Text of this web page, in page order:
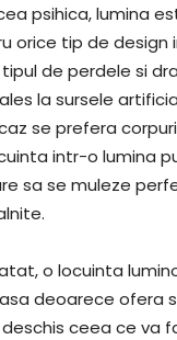
psihica, lumina
orice tip de design
de perdele si
la sursele
se prefera
intr-o lumina
sa se muleze
o locuinta
deoarece ofera
ceea ce va